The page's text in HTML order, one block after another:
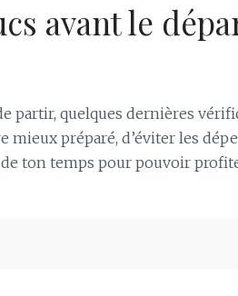
avant le
partir, quelques dernières
mieux préparé, d’éviter les
ton temps pour pouvoir